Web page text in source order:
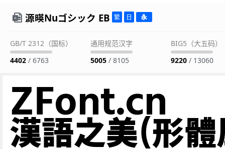
源暎Nuゴシック EB
GB/T 2312（国标）
4402 / 6763
通用规范汉字
5005 / 8105
BIG5（大五码）
9220 / 13060
ZFont.cn
漢語之美(形